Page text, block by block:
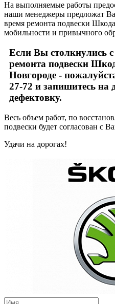
На выполняемые работы
наши менеджеры предложат
время ремонта подвески
мобильности и привычного
Если Вы столкнулись
ремонта подвески
Новгороде -
27-72 и запишитесь на
дефектовку.
Весь объем работ, по
подвески будет согласован с
Удачи на дорогах!